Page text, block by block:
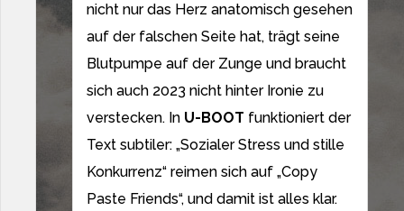
nicht nur das Herz anatomisch gesehen
auf der falschen Seite hat, trägt seine
Blutpumpe auf der Zunge und braucht
sich auch 2023 nicht hinter Ironie zu
verstecken. In U-BOOT funktioniert der
Text subtiler: „Sozialer Stress und stille
Konkurrenz“ reimen sich auf „Copy
Paste Friends“, und damit ist alles klar.